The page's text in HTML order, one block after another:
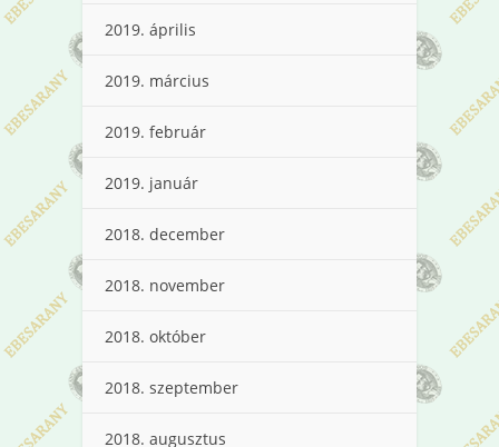
2019. április
2019. március
2019. február
2019. január
2018. december
2018. november
2018. október
2018. szeptember
2018. augusztus